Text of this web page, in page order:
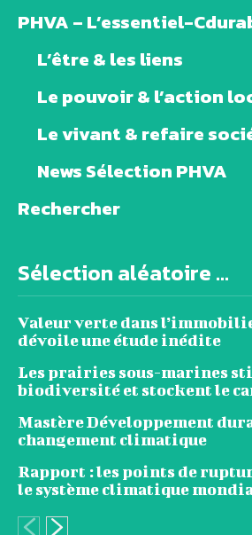
PHVA – L’essentiel-
L’être & les liens
Le pouvoir & l’action
Le vivant & refaire
News Sélection PHVA
Rechercher
Sélection aléatoire ...
Valeur verte dans
dévoile une étude inédite
Les prairies sous-marines
biodiversité et stockent le
Mastère Développement
changement climatique
Rapport : les points de
le système climatique